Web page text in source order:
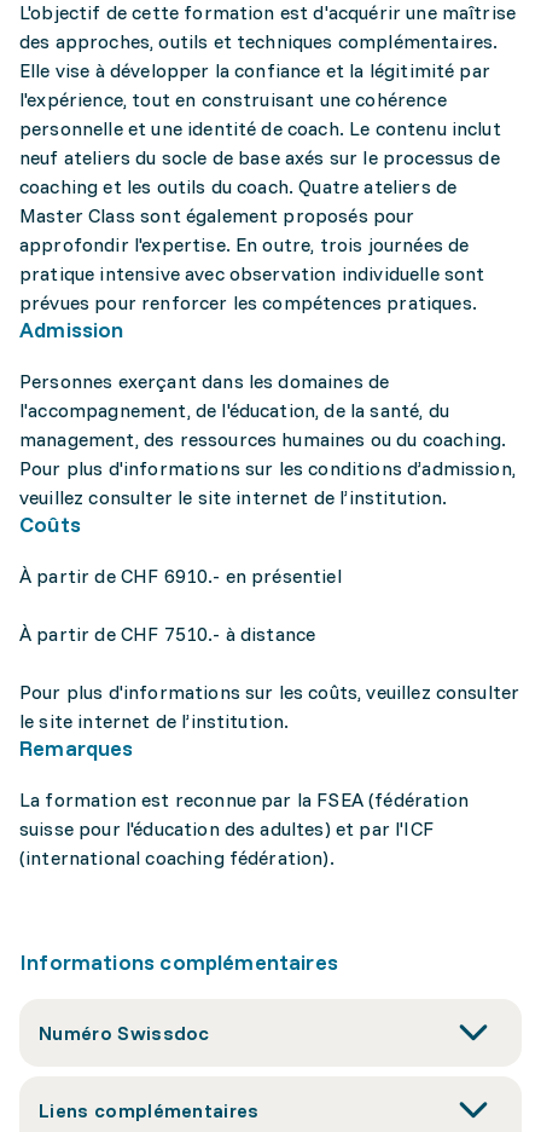
L'objectif de cette formation est d'acquérir une maîtrise
des approches, outils et techniques complémentaires.
Elle vise à développer la confiance et la légitimité par
l'expérience, tout en construisant une cohérence
personnelle et une identité de coach. Le contenu inclut
neuf ateliers du socle de base axés sur le processus de
coaching et les outils du coach. Quatre ateliers de
Master Class sont également proposés pour
approfondir l'expertise. En outre, trois journées de
pratique intensive avec observation individuelle sont
prévues pour renforcer les compétences pratiques.
Admission
Personnes exerçant dans les domaines de
l'accompagnement, de l'éducation, de la santé, du
management, des ressources humaines ou du coaching.
Pour plus d'informations sur les conditions d’admission,
veuillez consulter le site internet de l’institution.
Coûts
À partir de CHF 6910.- en présentiel
À partir de CHF 7510.- à distance
Pour plus d'informations sur les coûts, veuillez consulter
le site internet de l’institution.
Remarques
La formation est reconnue par la FSEA (fédération
suisse pour l'éducation des adultes) et par l'ICF
(international coaching fédération).
Informations complémentaires
Numéro Swissdoc
Liens complémentaires